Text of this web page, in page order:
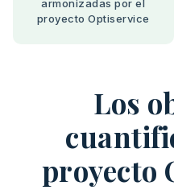
armonizadas por el
proyecto Optiservice
Los
proyecto